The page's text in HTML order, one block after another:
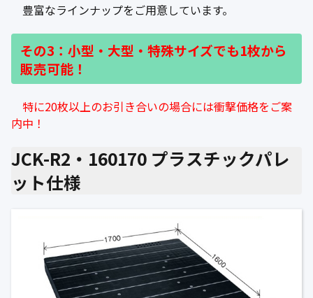
豊富なラインナップをご用意しています。
その3：小型・大型・特殊サイズでも1枚から
販売可能！
特に20枚以上のお引き合いの場合には衝撃価格をご案
内中！
JCK-R2・160170 プラスチックパレ
ット仕様